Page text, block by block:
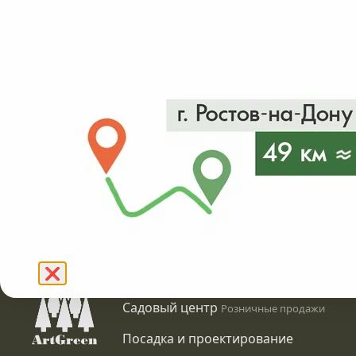
❌
от 8200₽ в
Подробнее
Садовый центр Розничные продажи
Посадка и проектирование